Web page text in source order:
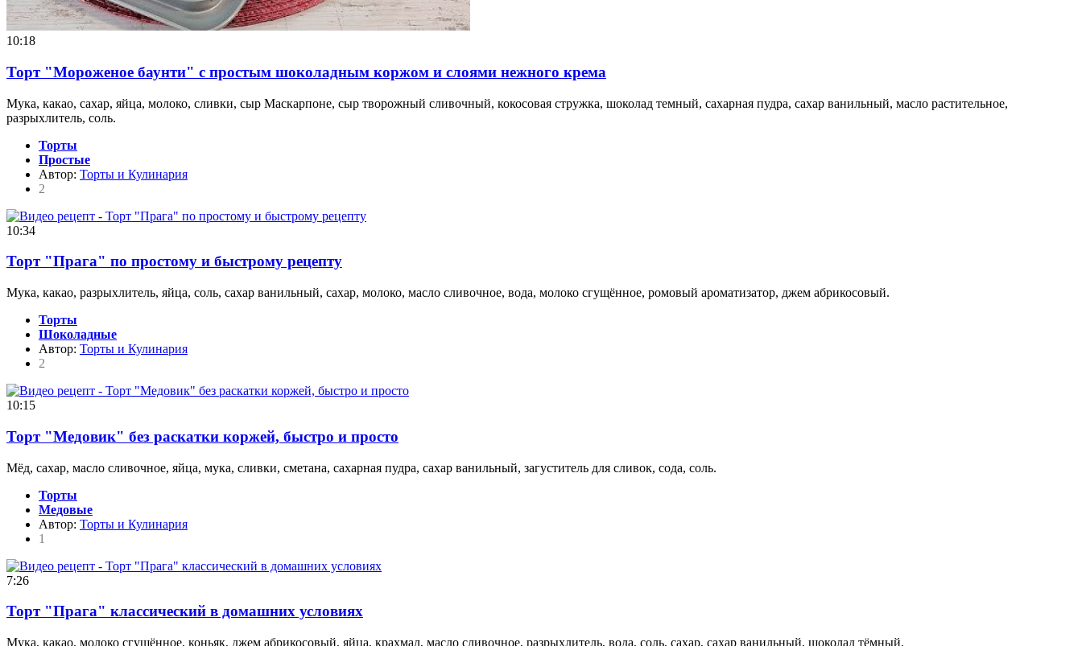
10:18
Торт "Мороженое баунти" с простым шоколадным коржом и слоями нежного крема
Мука, какао, сахар, яйца, молоко, сливки, сыр Маскарпоне, сыр творожный сливочный, кокосовая стружка, шоколад темный, сахарная пудра, сахар ванильный, масло растительное,
разрыхлитель, соль.
Торты
Простые
Автор: Торты и Кулинария
2
10:34
Торт "Прага" по простому и быстрому рецепту
Мука, какао, разрыхлитель, яйца, соль, сахар ванильный, сахар, молоко, масло сливочное, вода, молоко сгущённое, ромовый ароматизатор, джем абрикосовый.
Торты
Шоколадные
Автор: Торты и Кулинария
2
10:15
Торт "Медовик" без раскатки коржей, быстро и просто
Мёд, сахар, масло сливочное, яйца, мука, сливки, сметана, сахарная пудра, сахар ванильный, загуститель для сливок, сода, соль.
Торты
Медовые
Автор: Торты и Кулинария
1
7:26
Торт "Прага" классический в домашних условиях
Мука, какао, молоко сгущённое, коньяк, джем абрикосовый, яйца, крахмал, масло сливочное, разрыхлитель, вода, соль, сахар, сахар ванильный, шоколад тёмный.